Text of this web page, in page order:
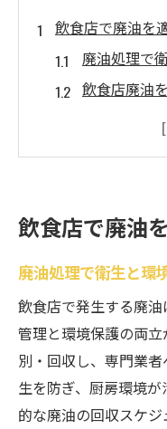
飲食店で廃油を
廃油処理で
飲食店廃油
廃油が産業
廃油回収を無料
廃油回収無
飲食店廃油
訣
廃油処理を
ト
近くの廃油
飲食店で廃油
廃油処理で衛生と環
飲食店で発生する廃
管理と環境保護の両
別・回収し、専門業
生を防ぎ、厨房環境
的な廃油の回収スケ